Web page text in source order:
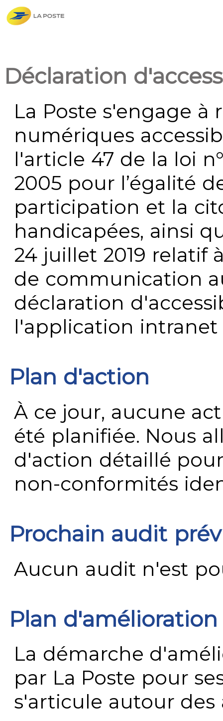
Déclaration
La Poste s'engage à
numériques
l'article 47 de la loi
2005 pour l’égalité
participation et la
handicapées, ainsi
24 juillet 2019 relatif
de communication
déclaration
l'application
Plan d'action
À ce jour, aucune
été planifiée. Nous
d'action détaillé
non-conformités
Prochain audit
Aucun audit n'est
Plan
La démarche
par La Poste pour
s'articule autour des